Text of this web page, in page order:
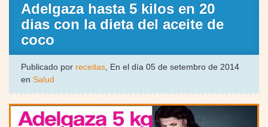
Adelgaza hasta 5 kilos en 20
dias con la dieta del aceite de
coco
Publicado por receitas, En el día 05 de setembro de 2014
en Salud